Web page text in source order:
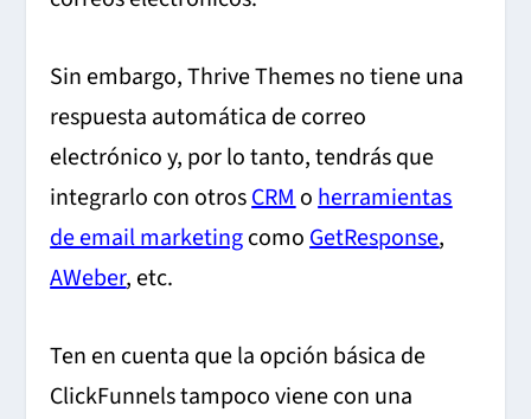
Sin embargo, Thrive Themes no tiene una
respuesta automática de correo
electrónico y, por lo tanto, tendrás que
integrarlo con otrosCRMoherramientas
de email marketingcomoGetResponse,
AWeber, etc.
Ten en cuenta que la opción básica de
ClickFunnels tampoco viene con una